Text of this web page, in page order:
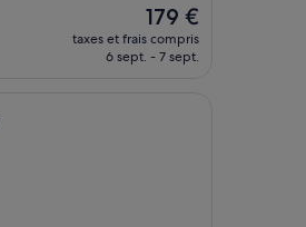
Le
nouveau
prix
179 €
taxes et frais compris
6 sept. - 7 sept.